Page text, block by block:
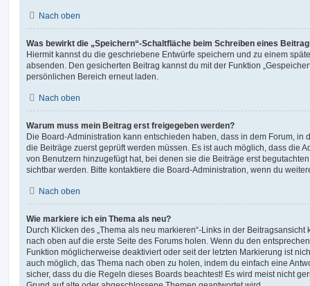
Nach oben
Was bewirkt die „Speichern“-Schaltfläche beim Schreiben eines
Hiermit kannst du die geschriebene Entwürfe speichern und zu einem
absenden. Den gesicherten Beitrag kannst du mit der Funktion
persönlichen Bereich erneut laden.
Nach oben
Warum muss mein Beitrag erst freigegeben werden?
Die Board-Administration kann entschieden haben, dass in dem Forum, in
die Beiträge zuerst geprüft werden müssen. Es ist auch möglich, dass die
von Benutzern hinzugefügt hat, bei denen sie die Beiträge erst
sichtbar werden. Bitte kontaktiere die Board-Administration, wenn du
Nach oben
Wie markiere ich ein Thema als neu?
Durch Klicken des „Thema als neu markieren“-Links in der
nach oben auf die erste Seite des Forums holen. Wenn du den
Funktion möglicherweise deaktiviert oder seit der letzten Markierung ist
auch möglich, das Thema nach oben zu holen, indem du einfach eine
sicher, dass du die Regeln dieses Boards beachtest! Es wird meist nicht